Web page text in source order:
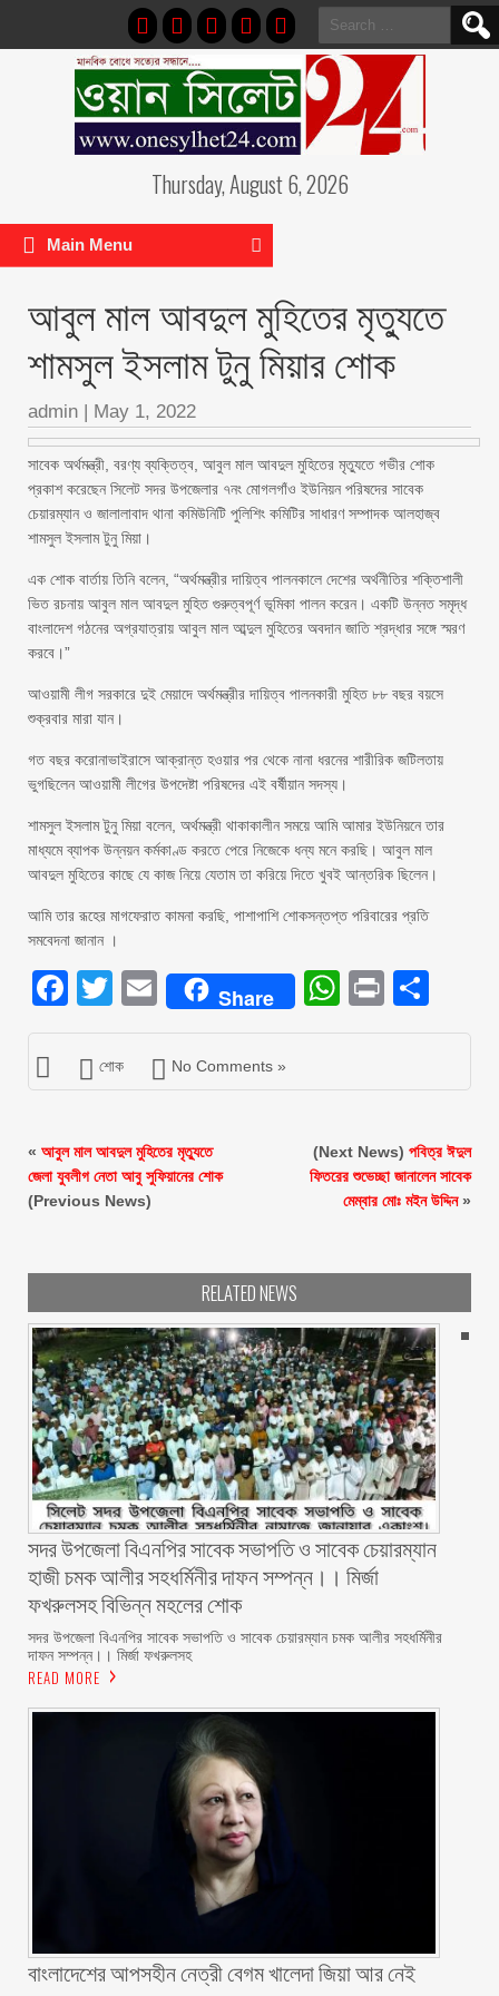
Search
for:
Thursday, August 6, 2026
Main Menu
আবুল মাল আবদুল মুহিতের মৃত্যুতে
শামসুল ইসলাম টুনু মিয়ার শোক
admin | May 1, 2022
সাবেক অর্থমন্ত্রী, বরণ্য ব্যক্তিত্ব, আবুল মাল আবদুল মুহিতের মৃত্যুতে গভীর শোক
প্রকাশ করেছেন সিলেট সদর উপজেলার ৭নং মোগলগাঁও ইউনিয়ন পরিষদের সাবেক
চেয়ারম্যান ও জালালাবাদ থানা কমিউনিটি পুলিশিং কমিটির সাধারণ সম্পাদক আলহাজ্ব
শামসুল ইসলাম টুনু মিয়া।
এক শোক বার্তায় তিনি বলেন, “অর্থমন্ত্রীর দায়িত্ব পালনকালে দেশের অর্থনীতির শক্তিশালী
ভিত রচনায় আবুল মাল আবদুল মুহিত গুরুত্বপূর্ণ ভূমিকা পালন করেন। একটি উন্নত সমৃদ্ধ
বাংলাদেশ গঠনের অগ্রযাত্রায় আবুল মাল আব্দুল মুহিতের অবদান জাতি শ্রদ্ধার সঙ্গে স্মরণ
করবে।”
আওয়ামী লীগ সরকারে দুই মেয়াদে অর্থমন্ত্রীর দায়িত্ব পালনকারী মুহিত ৮৮ বছর বয়সে
শুক্রবার মারা যান।
গত বছর করোনাভাইরাসে আক্রান্ত হওয়ার পর থেকে নানা ধরনের শারীরিক জটিলতায়
ভুগছিলেন আওয়ামী লীগের উপদেষ্টা পরিষদের এই বর্ষীয়ান সদস্য।
শামসুল ইসলাম টুনু মিয়া বলেন, অর্থমন্ত্রী থাকাকালীন সময়ে আমি আমার ইউনিয়নে তার
মাধ্যমে ব্যাপক উন্নয়ন কর্মকাণ্ড করতে পেরে নিজেকে ধন্য মনে করছি। আবুল মাল
আবদুল মুহিতের কাছে যে কাজ নিয়ে যেতাম তা করিয়ে দিতে খুবই আন্তরিক ছিলেন।
আমি তার রূহের মাগফেরাত কামনা করছি, পাশাপাশি শোকসন্তপ্ত পরিবারের প্রতি
সমবেদনা জানান ।
Facebook
Twitter
EmailShare Print
শোক No Comments »
« আবুল মাল আবদুল মুহিতের মৃত্যুতে
জেলা যুবলীগ নেতা আবু সুফিয়ানের শোক
(Previous News)
(Next News) পবিত্র ঈদুল
ফিতরের শুভেচ্ছা জানালেন সাবেক
মেম্বার মোঃ মইন উদ্দিন»
RELATED NEWS
সদর উপজেলা বিএনপির সাবেক সভাপতি ও সাবেক চেয়ারম্যান
হাজী চমক আলীর সহধর্মিনীর দাফন সম্পন্ন।। মির্জা
ফখরুলসহ বিভিন্ন মহলের শোক
সদর উপজেলা বিএনপির সাবেক সভাপতি ও সাবেক চেয়ারম্যান চমক আলীর সহধর্মিনীর
দাফন সম্পন্ন।। মির্জা ফখরুলসহ
READ MORE
বাংলাদেশের আপসহীন নেত্রী বেগম খালেদা জিয়া আর নেই